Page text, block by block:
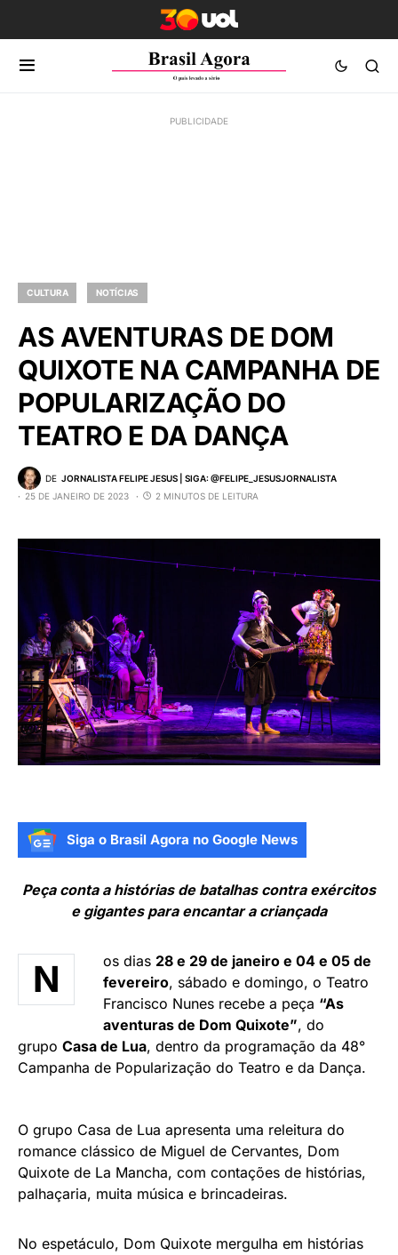
CULTURA NOTÍCIAS
AS AVENTURAS DE DOM
QUIXOTE NA CAMPANHA DE
POPULARIZAÇÃO DO
TEATRO E DA DANÇA
DE JORNALISTA FELIPE JESUS | SIGA: @FELIPE_JESUSJORNALISTA
25 DE JANEIRO DE 2023
2 MINUTOS DE LEITURA
Siga o Brasil Agora no Google News
Peça conta a histórias de batalhas contra exércitos
e gigantes para encantar a criançada
N os dias 28 e 29 de janeiro e 04 e 05 de
fevereiro, sábado e domingo, o Teatro
Francisco Nunes recebe a peça “As
aventuras de Dom Quixote”, do
grupo Casa de Lua, dentro da programação da 48°
Campanha de Popularização do Teatro e da Dança.
O grupo Casa de Lua apresenta uma releitura do
romance clássico de Miguel de Cervantes, Dom
Quixote de La Mancha, com contações de histórias,
palhaçaria, muita música e brincadeiras.
No espetáculo, Dom Quixote mergulha em histórias